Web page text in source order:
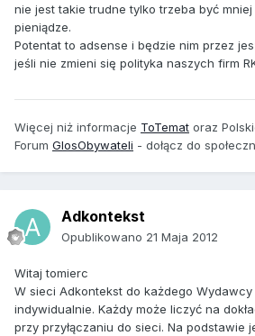
nie jest takie trudne tylko trzeba być
pieniądze.
Potentat to adsense i będzie nim przez
jeśli nie zmieni się polityka naszych firm
Więcej niż informacje ToTemat oraz
Forum GlosObywateli - dołącz do
Adkontekst
Opublikowano 21 Maja 2012
Witaj tomierc
W sieci Adkontekst do każdego
indywidualnie. Każdy może liczyć na
przy przyłączaniu do sieci. Na podstawie